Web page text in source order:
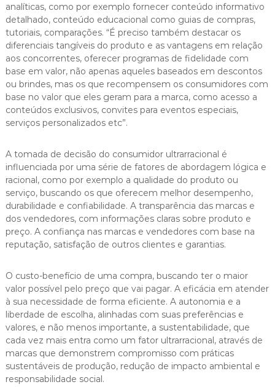
analíticas, como por exemplo fornecer conteúdo informativo
detalhado, conteúdo educacional como guias de compras,
tutoriais, comparações. “É preciso também destacar os
diferenciais tangíveis do produto e as vantagens em relação
aos concorrentes, oferecer programas de fidelidade com
base em valor, não apenas aqueles baseados em descontos
ou brindes, mas os que recompensem os consumidores com
base no valor que eles geram para a marca, como acesso a
conteúdos exclusivos, convites para eventos especiais,
serviços personalizados etc”.
A tomada de decisão do consumidor ultrarracional é
influenciada por uma série de fatores de abordagem lógica e
racional, como por exemplo a qualidade do produto ou
serviço, buscando os que oferecem melhor desempenho,
durabilidade e confiabilidade. A transparência das marcas e
dos vendedores, com informações claras sobre produto e
preço. A confiança nas marcas e vendedores com base na
reputação, satisfação de outros clientes e garantias.
O custo-benefício de uma compra, buscando ter o maior
valor possível pelo preço que vai pagar. A eficácia em atender
à sua necessidade de forma eficiente. A autonomia e a
liberdade de escolha, alinhadas com suas preferências e
valores, e não menos importante, a sustentabilidade, que
cada vez mais entra como um fator ultrarracional, através de
marcas que demonstrem compromisso com práticas
sustentáveis de produção, redução de impacto ambiental e
responsabilidade social.